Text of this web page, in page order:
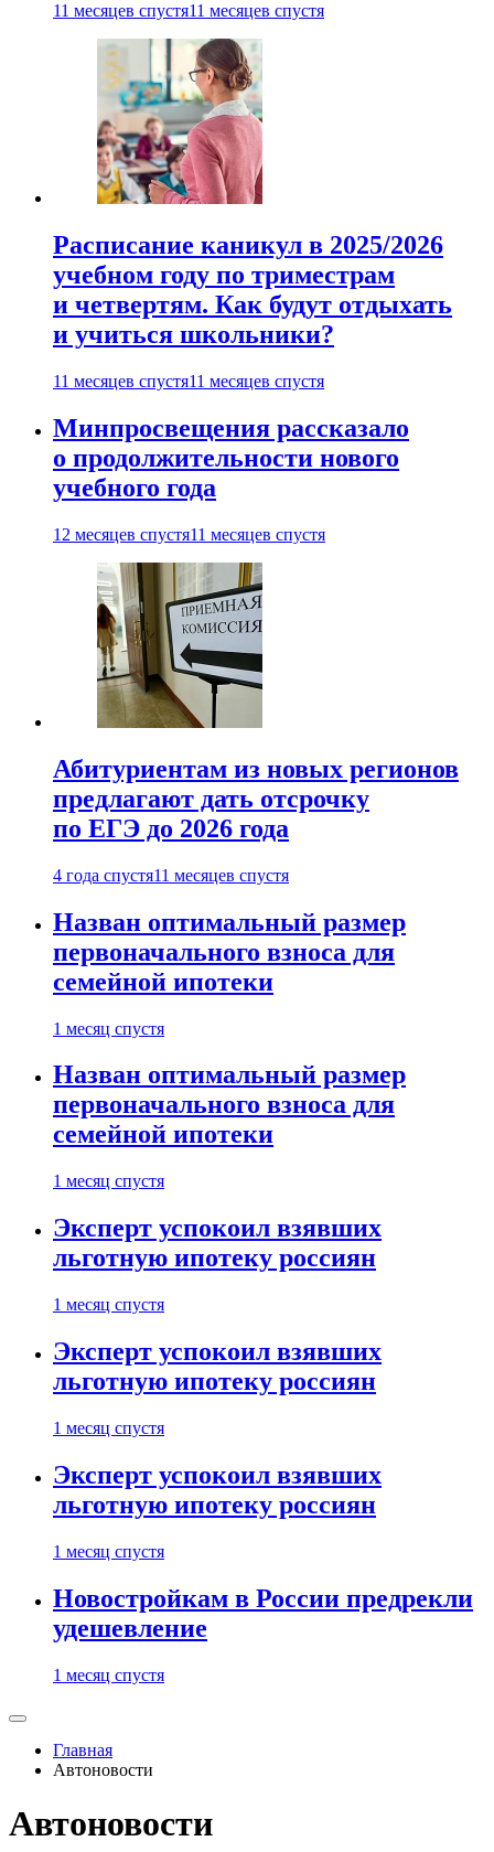
11 месяцев спустя11 месяцев спустя
Расписание каникул в 2025/2026
учебном году по триместрам
и четвертям. Как будут отдыхать
и учиться школьники?
11 месяцев спустя11 месяцев спустя
Минпросвещения рассказало
о продолжительности нового
учебного года
12 месяцев спустя11 месяцев спустя
Абитуриентам из новых регионов
предлагают дать отсрочку
по ЕГЭ до 2026 года
4 года спустя11 месяцев спустя
Назван оптимальный размер
первоначального взноса для
семейной ипотеки
1 месяц спустя
Назван оптимальный размер
первоначального взноса для
семейной ипотеки
1 месяц спустя
Эксперт успокоил взявших
льготную ипотеку россиян
1 месяц спустя
Эксперт успокоил взявших
льготную ипотеку россиян
1 месяц спустя
Эксперт успокоил взявших
льготную ипотеку россиян
1 месяц спустя
Новостройкам в России предрекли
удешевление
1 месяц спустя
Главная
Автоновости
Автоновости